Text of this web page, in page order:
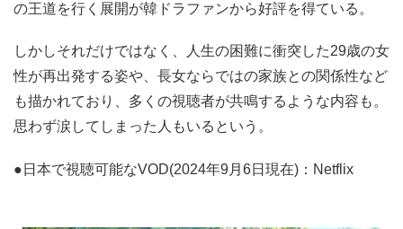
の王道を行く展開が韓ドラファンから好評を得ている。
しかしそれだけではなく、人生の困難に衝突した29歳の女
性が再出発する姿や、長女ならではの家族との関係性など
も描かれており、多くの視聴者が共鳴するような内容も。
思わず涙してしまった人もいるという。
●日本で視聴可能なVOD(2024年9月6日現在)：Netflix